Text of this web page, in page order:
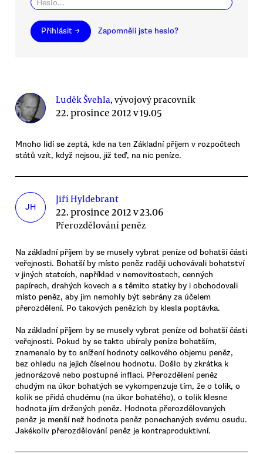
Přihlásit → Zapomněli jste heslo?
Luděk Švehla, vývojový pracovník
22. prosince 2012 v 19.05
Mnoho lidí se zeptá, kde na ten Základní příjem v rozpočtech
států vzít, když nejsou, již teď, na nic peníze.
JH
Jiří Hyldebrant
22. prosince 2012 v 23.06
Přerozdělování peněz
Na základní příjem by se musely vybrat peníze od bohatší části
veřejnosti. Bohatší by místo peněz raději uchovávali bohatství
v jiných statcích, například v nemovitostech, cenných
papírech, drahých kovech a s těmito statky by i obchodovali
místo peněz, aby jim nemohly být sebrány za účelem
přerozdělení. Po takových penězích by klesla poptávka.
Na základní příjem by se musely vybrat peníze od bohatší části
veřejnosti. Pokud by se takto ubíraly peníze bohatším,
znamenalo by to snížení hodnoty celkového objemu peněz,
bez ohledu na jejich číselnou hodnotu. Došlo by zkrátka k
jednorázové nebo postupné inflaci. Přerozdělení peněz
chudým na úkor bohatých se vykompenzuje tím, že o tolik, o
kolik se přidá chudému (na úkor bohatého), o tolik klesne
hodnota jím držených peněz. Hodnota přerozdělovaných
peněz je menší než hodnota peněz ponechaných svému osudu.
Jakékoliv přerozdělování peněz je kontraproduktivní.